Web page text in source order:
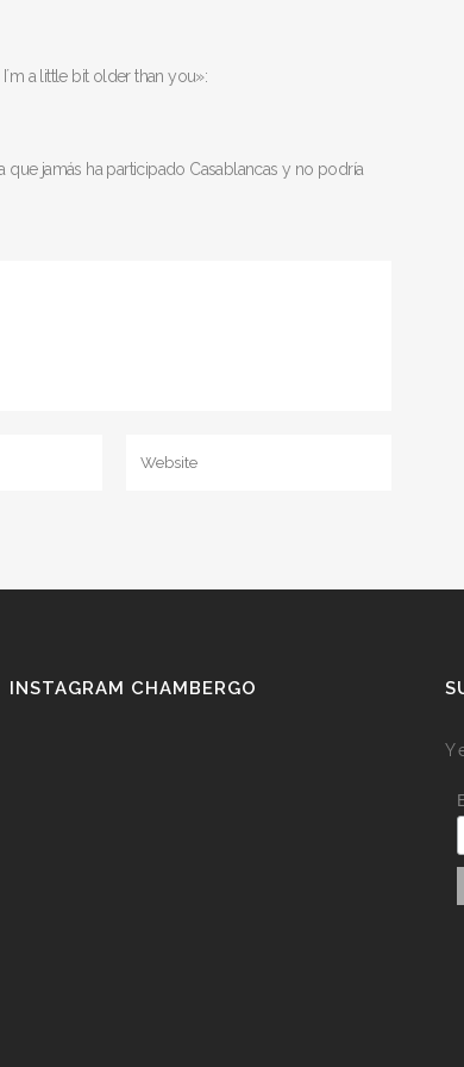
a little bit older than you»:
que jamás ha participado Casablancas y no podría
INSTAGRAM CHAMBERGO
Y